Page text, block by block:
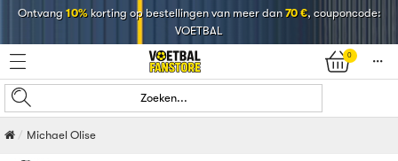
Ontvang 10%korting op bestellingen van meer dan70 €, couponcode:
VOETBAL
0
󰄒
Zoeken...
Michael Olise